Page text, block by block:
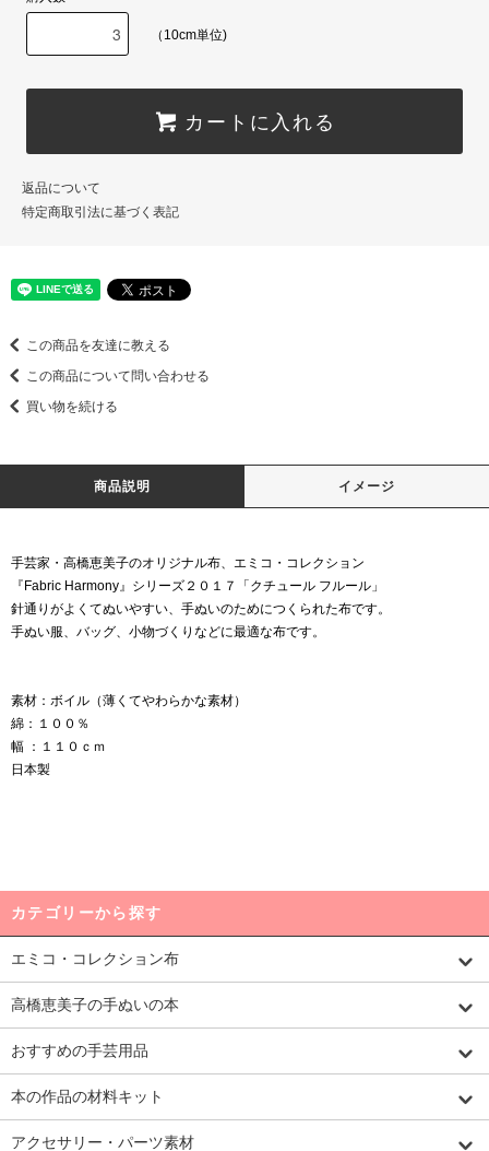
（10cm単位)
カートに入れる
返品について
特定商取引法に基づく表記
この商品を友達に教える
この商品について問い合わせる
買い物を続ける
商品説明 イメージ
手芸家・高橋恵美子のオリジナル布、エミコ・コレクション
『Fabric Harmony』シリーズ２０１７「クチュール フルール」
針通りがよくてぬいやすい、手ぬいのためにつくられた布です。
手ぬい服、バッグ、小物づくりなどに最適な布です。
素材：ボイル（薄くてやわらかな素材）
綿：１００％
幅 ：１１０ｃｍ
日本製
カテゴリーから探す
エミコ・コレクション布
高橋恵美子の手ぬいの本
おすすめの手芸用品
本の作品の材料キット
アクセサリー・パーツ素材